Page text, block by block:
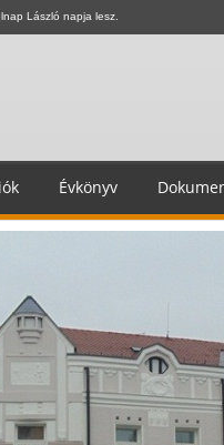
László napja lesz.
Évkönyv